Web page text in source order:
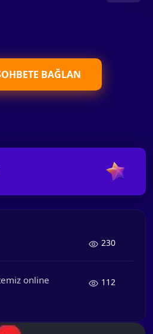
BAĞLAN
230
online 112